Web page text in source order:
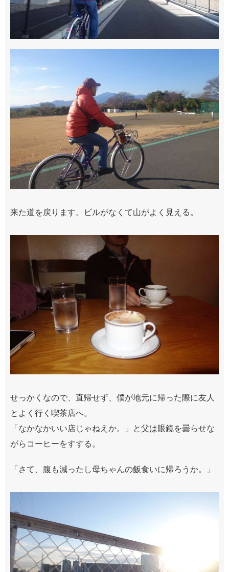
来た道を戻ります。ビルがなくて山がよく見える。
せっかくなので、直帰せず、僕が地元に帰った際に友人
とよく行く喫茶店へ。
「なかなかいい店じゃねえか。」と父は眼鏡を曇らせな
がらコーヒーをすする。
「さて、腹も減ったし母ちゃんの飯食いに帰ろうか。」